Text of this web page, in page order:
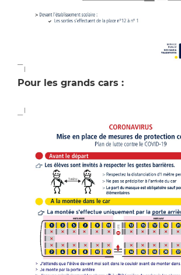
Pour les grands cars :